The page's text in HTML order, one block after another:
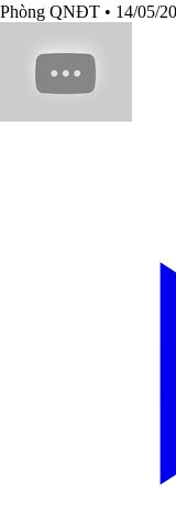
Phòng QNĐT • 14/05/